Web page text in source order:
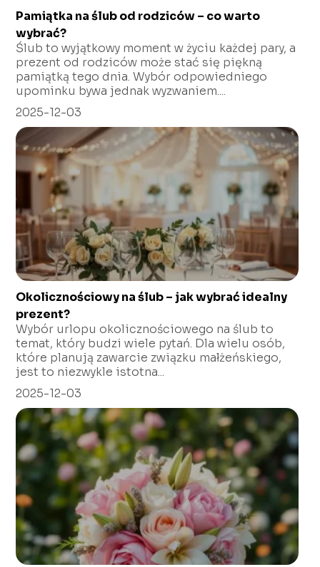
Pamiątka na ślub od rodziców – co warto
wybrać?
Ślub to wyjątkowy moment w życiu każdej pary, a
prezent od rodziców może stać się piękną
pamiątką tego dnia. Wybór odpowiedniego
upominku bywa jednak wyzwaniem....
2025-12-03
Okolicznościowy na ślub – jak wybrać idealny
prezent?
Wybór urlopu okolicznościowego na ślub to
temat, który budzi wiele pytań. Dla wielu osób,
które planują zawarcie związku małżeńskiego,
jest to niezwykle istotna...
2025-12-03